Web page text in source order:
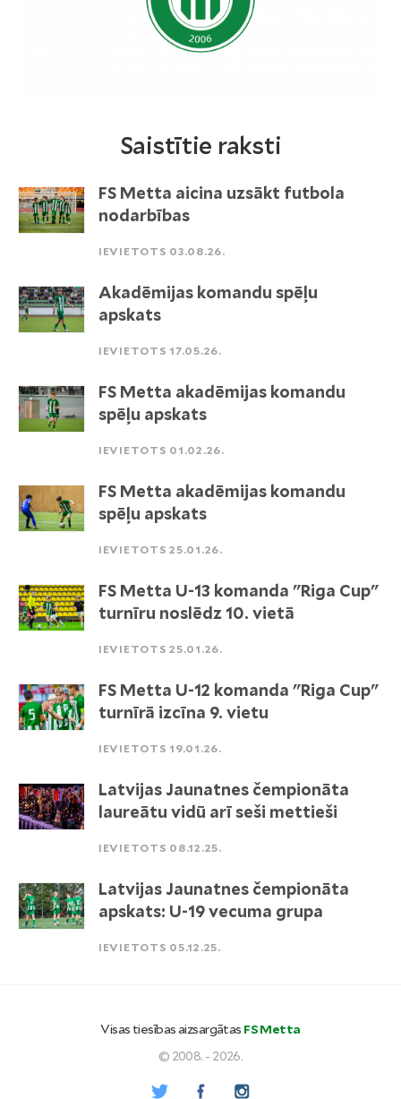
Saistītie raksti
FS Metta aicina uzsākt futbola
nodarbības
IEVIETOTS 03.08.26.
Akadēmijas komandu spēļu
apskats
IEVIETOTS 17.05.26.
FS Metta akadēmijas komandu
spēļu apskats
IEVIETOTS 01.02.26.
FS Metta akadēmijas komandu
spēļu apskats
IEVIETOTS 25.01.26.
FS Metta U-13 komanda "Riga Cup"
turnīru noslēdz 10. vietā
IEVIETOTS 25.01.26.
FS Metta U-12 komanda "Riga Cup"
turnīrā izcīna 9. vietu
IEVIETOTS 19.01.26.
Latvijas Jaunatnes čempionāta
laureātu vidū arī seši mettieši
IEVIETOTS 08.12.25.
Latvijas Jaunatnes čempionāta
apskats: U-19 vecuma grupa
IEVIETOTS 05.12.25.
Visas tiesības aizsargātas FS Metta
© 2008. - 2026.